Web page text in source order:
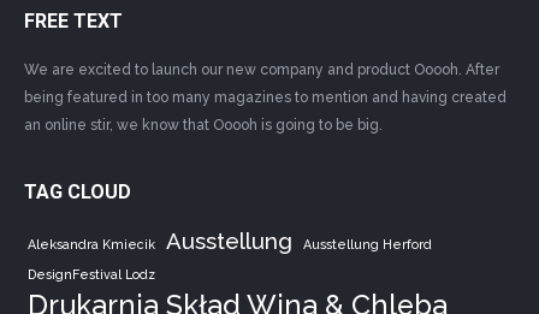
FREE TEXT
We are excited to launch our new company and product Ooooh. After
being featured in too many magazines to mention and having created
an online stir, we know that Ooooh is going to be big.
TAG CLOUD
Aleksandra Kmiecik Ausstellung Ausstellung Herford
DesignFestival Lodz
Drukarnia Skład Wina & Chleba